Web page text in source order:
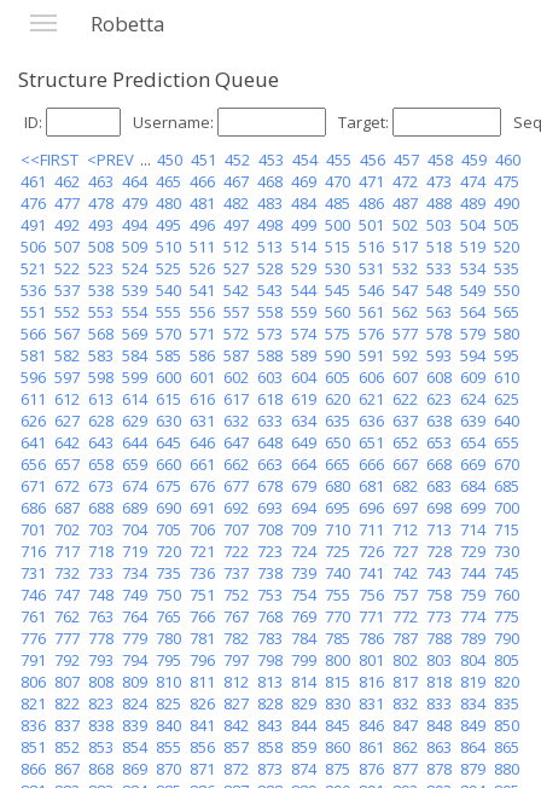
Robetta
Structure Prediction Queue
ID: Username: Target:
<<FIRST <PREV ... 450 451 452 453 454 455 456 457 458 459 460
461 462 463 464 465 466 467 468 469 470 471 472 473 474 475
476 477 478 479 480 481 482 483 484 485 486 487 488 489 490
491 492 493 494 495 496 497 498 499 500 501 502 503 504 505
506 507 508 509 510 511 512 513 514 515 516 517 518 519 520
521 522 523 524 525 526 527 528 529 530 531 532 533 534 535
536 537 538 539 540 541 542 543 544 545 546 547 548 549 550
551 552 553 554 555 556 557 558 559 560 561 562 563 564 565
566 567 568 569 570 571 572 573 574 575 576 577 578 579 580
581 582 583 584 585 586 587 588 589 590 591 592 593 594 595
596 597 598 599 600 601 602 603 604 605 606 607 608 609 610
611 612 613 614 615 616 617 618 619 620 621 622 623 624 625
626 627 628 629 630 631 632 633 634 635 636 637 638 639 640
641 642 643 644 645 646 647 648 649 650 651 652 653 654 655
656 657 658 659 660 661 662 663 664 665 666 667 668 669 670
671 672 673 674 675 676 677 678 679 680 681 682 683 684 685
686 687 688 689 690 691 692 693 694 695 696 697 698 699 700
701 702 703 704 705 706 707 708 709 710 711 712 713 714 715
716 717 718 719 720 721 722 723 724 725 726 727 728 729 730
731 732 733 734 735 736 737 738 739 740 741 742 743 744 745
746 747 748 749 750 751 752 753 754 755 756 757 758 759 760
761 762 763 764 765 766 767 768 769 770 771 772 773 774 775
776 777 778 779 780 781 782 783 784 785 786 787 788 789 790
791 792 793 794 795 796 797 798 799 800 801 802 803 804 805
806 807 808 809 810 811 812 813 814 815 816 817 818 819 820
821 822 823 824 825 826 827 828 829 830 831 832 833 834 835
836 837 838 839 840 841 842 843 844 845 846 847 848 849 850
851 852 853 854 855 856 857 858 859 860 861 862 863 864 865
866 867 868 869 870 871 872 873 874 875 876 877 878 879 880